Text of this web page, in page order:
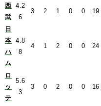
西
武
4.2
6
3 2 1 0 0 19
日
本
ハ
ム
4.8
8
4 1 2 0 0 24
ロ
ッ
テ
5.6
3
3 0 2 0 0 16